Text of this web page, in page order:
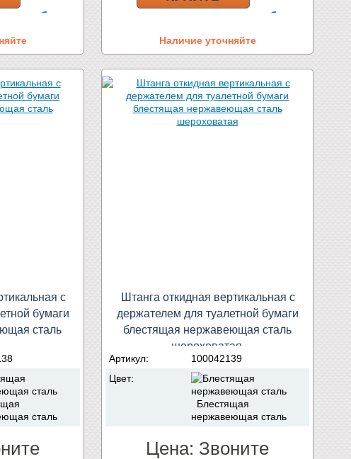
Наличие уточняйте
с
бумаги
сталь
сталь
Штанга откидная вертикальная с
держателем для туалетной бумаги
блестящая нержавеющая сталь
шероховатая
Артикул:
100042139
Цвет:
Блестящая
нержавеющая сталь
Цена: Звоните